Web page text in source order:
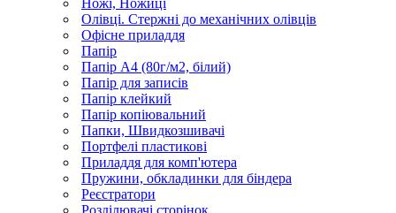
Олівці. Стержні до механічних олівців
Офісне приладдя
Папір
Папір А4 (80г/м2, білий)
Папір для записів
Папір клейкий
Папір копіювальний
Папки, Швидкозшивачі
Портфелі пластикові
Приладдя для комп'ютера
Пружини, обкладинки для біндера
Реєстратори
Розділювачі сторінок